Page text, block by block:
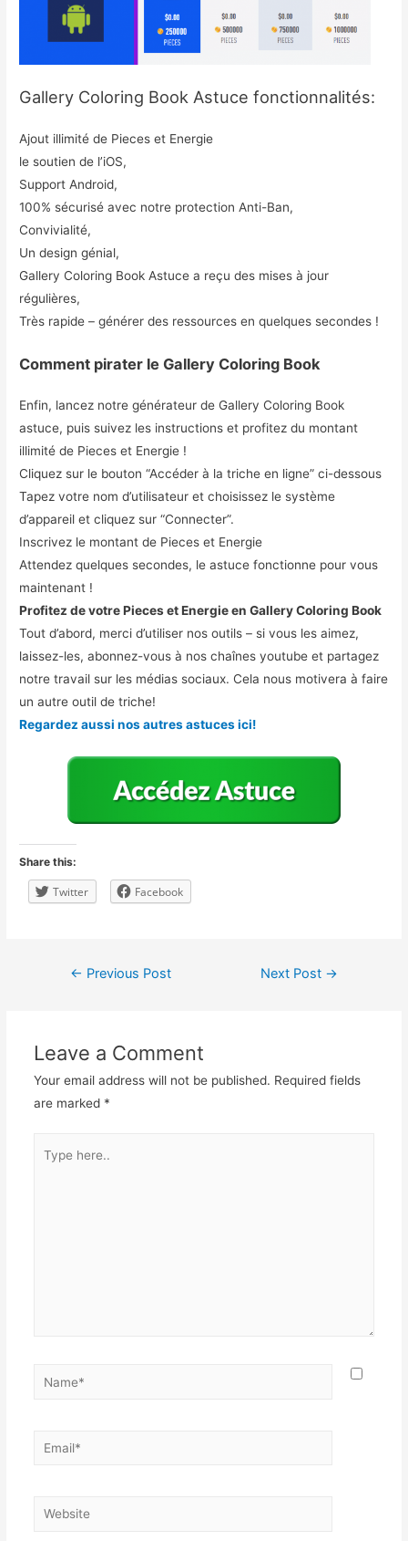
Gallery Coloring Book Astuce fonctionnalités:
Ajout illimité de Pieces et Energie
le soutien de l’iOS,
Support Android,
100% sécurisé avec notre protection Anti-Ban,
Convivialité,
Un design génial,
Gallery Coloring Book Astuce a reçu des mises à jour
régulières,
Très rapide – générer des ressources en quelques secondes !
Comment pirater le Gallery Coloring Book
Enfin, lancez notre générateur de Gallery Coloring Book
astuce, puis suivez les instructions et profitez du montant
illimité de Pieces et Energie !
Cliquez sur le bouton “Accéder à la triche en ligne” ci-dessous
Tapez votre nom d’utilisateur et choisissez le système
d’appareil et cliquez sur “Connecter”.
Inscrivez le montant de Pieces et Energie
Attendez quelques secondes, le astuce fonctionne pour vous
maintenant !
Profitez de votre Pieces et Energie en Gallery Coloring Book
Tout d’abord, merci d’utiliser nos outils – si vous les aimez,
laissez-les, abonnez-vous à nos chaînes youtube et partagez
notre travail sur les médias sociaux. Cela nous motivera à faire
un autre outil de triche!
Regardez aussi nos autres astuces ici!
Share this:
Twitter Facebook
Post
← Previous Post Next Post →
Leave a Comment
Your email address will not be published. Required fields
are marked *
here..
Name*
Email*
Website